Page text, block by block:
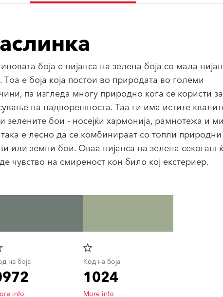
боја е нијанса на зелена боја со мала
Тоа е боја која постои во природата во големи
па изгледа многу природно кога се користи за
на надворешноста. Таа ги има истите
зелените бои - носејќи хармонија, рамнотежа и
е лесно да се комбинираат со топли природни
или земни бои. Оваа нијанса на зелена секогаш
чувство на смиреност кон било кој екстериер.
на боја
info
star_border
Код на боја
1024
More info